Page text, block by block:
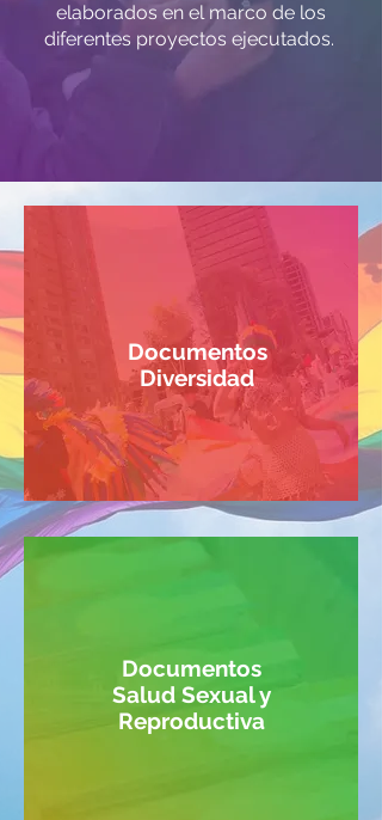
elaborados en el marco de los
diferentes proyectos ejecutados.
Documentos
Diversidad
Documentos
Salud Sexual y
Reproductiva